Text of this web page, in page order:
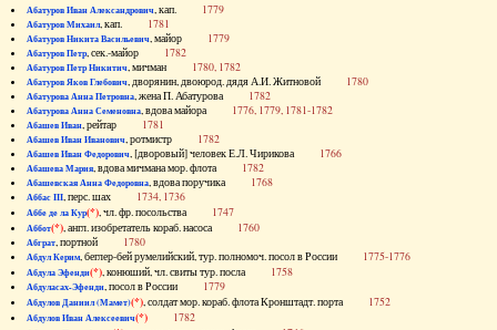
Абатуров Иван Александрович, кап. 1779
Абатуров Михаил, кап. 1781
Абатуров Никита Васильевич, майор 1779
Абатуров Петр, сек.-майор 1782
Абатуров Петр Никитич, мичман 1780, 1782
Абатуров Яков Глебович, дворянин, двоюрод. дядя А.И. Житновой 1780
Абатурова Анна Петровна, жена П. Абатурова 1782
Абатурова Анна Семеновна, вдова майора 1776, 1779, 1781-1782
Абашев Иван, рейтар 1781
Абашев Иван Иванович, ротмистр 1782
Абашев Иван Федорович, [дворовый] человек Е.Л. Чирикова 1766
Абашева Мария, вдова мичмана мор. флота 1782
Абашевская Анна Федоровна, вдова поручика 1768
Аббас III, перс. шах 1734, 1736
Аббе де ла Кур(*), чл. фр. посольства 1747
Аббот(*), англ. изобретатель кораб. насоса 1760
Абграт, портной 1780
Абдул Керим, беглер-бей румелийский, тур. полномоч. посол в России 1775-1776
Абдула Эфенди(*), конюший, чл. свиты тур. посла 1758
Абдуласах-Эфенди, посол в России 1779
Абдулов Даниил (Мамет)(*), солдат мор. кораб. флота Кронштадт. порта 1752
Абдулов Иван Алексеевич(*) 1782